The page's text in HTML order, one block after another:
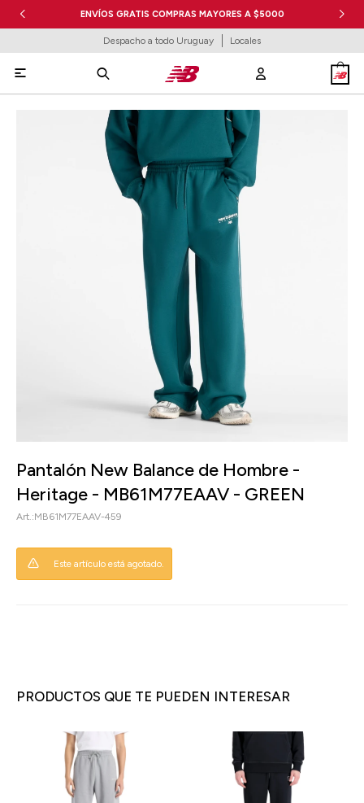
ENVÍOS GRATIS COMPRAS MAYORES A $5000
Despacho a todo Uruguay Locales

Pantalón New Balance de Hombre -
Heritage - MB61M77EAAV - GREEN
MB61M77EAAV-459
Este artículo está agotado.
PRODUCTOS QUE TE PUEDEN INTERESAR